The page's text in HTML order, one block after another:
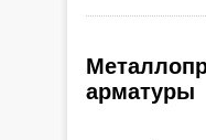
арматуры